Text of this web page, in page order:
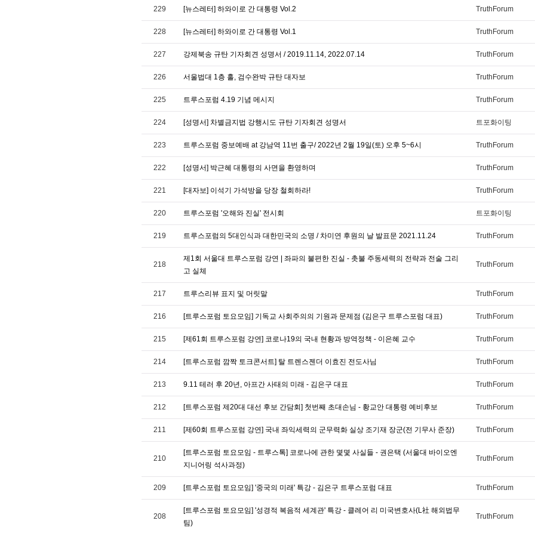
229 [뉴스레터] 하와이로 간 대통령 Vol.2 TruthForum
228 [뉴스레터] 하와이로 간 대통령 Vol.1 TruthForum
227 강제북송 규탄 기자회견 성명서 / 2019.11.14, 2022.07.14 TruthForum
226 서울법대 1층 홀, 검수완박 규탄 대자보 TruthForum
225 트루스포럼 4.19 기념 메시지 TruthForum
224 [성명서] 차별금지법 강행시도 규탄 기자회견 성명서 트포화이팅
223 트루스포럼 중보예배 at 강남역 11번 출구/ 2022년 2월 19일(토) 오후 5~6시 TruthForum
222 [성명서] 박근혜 대통령의 사면을 환영하며 TruthForum
221 [대자보] 이석기 가석방을 당장 철회하라! TruthForum
220 트루스포럼 '오해와 진실' 전시회 트포화이팅
219 트루스포럼의 5대인식과 대한민국의 소명 / 차미연 후원의 날 발표문 2021.11.24 TruthForum
218
제1회 서울대 트루스포럼 강연 | 좌파의 불편한 진실 - 촛불 주동세력의 전략과 전술 그리
고 실체
TruthForum
217 트루스리뷰 표지 및 머릿말 TruthForum
216 [트루스포럼 토요모임] 기독교 사회주의의 기원과 문제점 (김은구 트루스포럼 대표) TruthForum
215 [제61회 트루스포럼 강연] 코로나19의 국내 현황과 방역정책 - 이은혜 교수 TruthForum
214 [트루스포럼 깜짝 토크콘서트] 탈 트렌스젠더 이효진 전도사님 TruthForum
213 9.11 테러 후 20년, 아프간 사태의 미래 - 김은구 대표 TruthForum
212 [트루스포럼 제20대 대선 후보 간담회] 첫번째 초대손님 - 황교안 대통령 예비후보 TruthForum
211 [제60회 트루스포럼 강연] 국내 좌익세력의 군무력화 실상 조기재 장군(전 기무사 준장) TruthForum
210
[트루스포럼 토요모임 - 트루스톡] 코로나에 관한 몇몇 사실들 - 권은택 (서울대 바이오엔
지니어링 석사과정)
TruthForum
209 [트루스포럼 토요모임] '중국의 미래' 특강 - 김은구 트루스포럼 대표 TruthForum
208
[트루스포럼 토요모임] '성경적 복음적 세계관' 특강 - 클레어 리 미국변호사(L社 해외법무
팀)
TruthForum